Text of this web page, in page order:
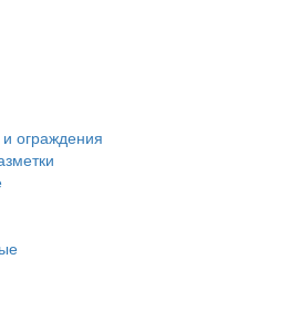
ограждения